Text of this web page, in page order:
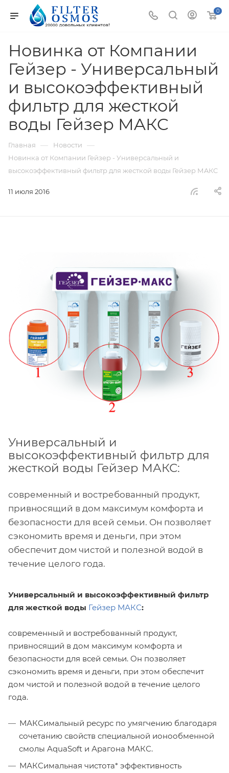
0
Новинка от Компании
Гейзер - Универсальный
и высокоэффективный
фильтр для жесткой
воды Гейзер МAКC
Главная — Новости —
Новинка от Компании Гейзер - Универсальный и
высокоэффективный фильтр для жесткой воды Гейзер МAКC
11 июля 2016
Универсальный и
высокоэффективный фильтр для
жесткой воды Гейзер МАКС:
современный и востребованный продукт,
привносящий в дом максимум комфорта и
безопасности для всей семьи. Он позволяет
сэкономить время и деньги, при этом
обеспечит дом чистой и полезной водой в
течение целого года.
Универсальный и высокоэффективный фильтр
для жесткой воды Гейзер МАКС:
современный и востребованный продукт,
привносящий в дом максимум комфорта и
безопасности для всей семьи. Он позволяет
сэкономить время и деньги, при этом обеспечит
дом чистой и полезной водой в течение целого
года.
МАКСимальный ресурс по умягчению благодаря
сочетанию свойств специальной ионообменной
смолы AquaSoft и Арагона МАКС.
МАКСимальная чистота* эффективность